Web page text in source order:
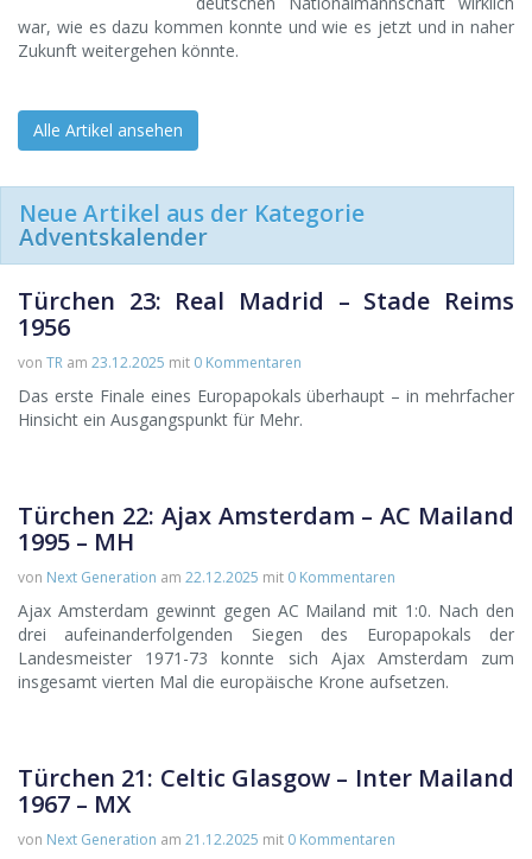
war, wie es dazu kommen konnte und wie es jetzt und in naher
Zukunft weitergehen könnte.
Alle Artikel ansehen
Neue Artikel aus der Kategorie
Adventskalender
Türchen 23: Real Madrid – Stade Reims
1956
von TR am 23.12.2025 mit 0 Kommentaren
Das erste Finale eines Europapokals überhaupt – in mehrfacher
Hinsicht ein Ausgangspunkt für Mehr.
Türchen 22: Ajax Amsterdam – AC Mailand
1995 – MH
von Next Generation am 22.12.2025 mit 0 Kommentaren
Ajax Amsterdam gewinnt gegen AC Mailand mit 1:0. Nach den
drei aufeinanderfolgenden Siegen des Europapokals der
Landesmeister 1971-73 konnte sich Ajax Amsterdam zum
insgesamt vierten Mal die europäische Krone aufsetzen.
Türchen 21: Celtic Glasgow – Inter Mailand
1967 – MX
von Next Generation am 21.12.2025 mit 0 Kommentaren